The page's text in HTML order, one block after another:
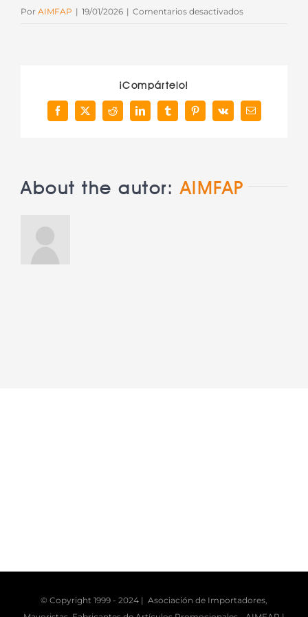
Por AIMFAP | 19/01/2026 | Comentarios desactivadosen
¡Compártelo!
Facebook
X Reddit LinkedInTumblrPinterest
Vk
Correo
electrónico
About the autor:AIMFAP
© Copyright 1999 - 2024 | Asociación de Importadores,